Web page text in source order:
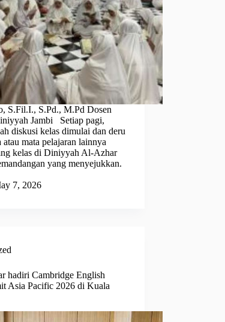
S.Fil.I., S.Pd., M.Pd Dosen
Jambi Setiap pagi,
diskusi kelas dimulai dan deru
mata pelajaran lainnya
kelas di Diniyyah Al-Azhar
yang menyejukkan.
7, 2026
hadiri Cambridge English
Asia Pacific 2026 di Kuala